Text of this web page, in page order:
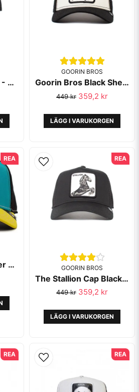
Skicka fråga
The Cash Cow Cap - Goorin Bros
GOORIN BROS
Goorin Bros Black Sheep Black White
449 kr 359,2 kr
LÄGG I VARUKORGEN
Iguana Party Trucker Animal Farm - Goorin Bros
REA
GOORIN BROS
The Stallion Cap Black - Goorin Bros
449 kr 359,2 kr
LÄGG I VARUKORGEN
REA
REA REA